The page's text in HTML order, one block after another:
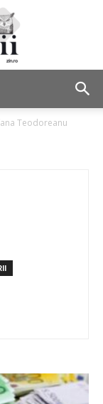
Teodoreanu